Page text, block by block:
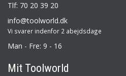
Tlf: 70 20 39 20
info@toolworld.dk
Vi svarer indenfor 2 abejdsdage
Man - Fre: 9 - 16
Mit Toolworld